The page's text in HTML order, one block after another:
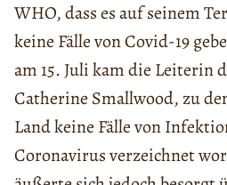
WHO, dass es auf seinem
keine Fälle von Covid-19
am 15. Juli kam die Leiterin
Catherine Smallwood, zu
Land keine Fälle von
Coronavirus verzeichnet